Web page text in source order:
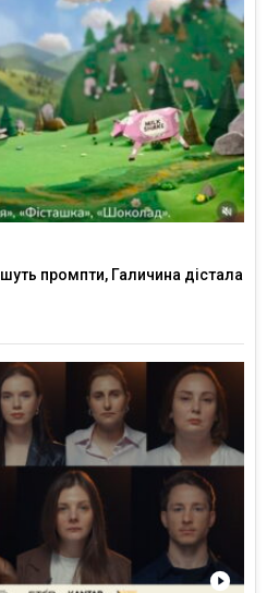
промпти, Галичина дістала